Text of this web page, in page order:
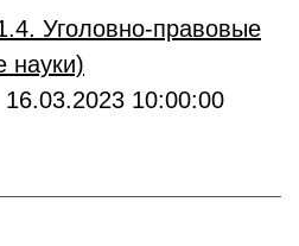
Уголовно-правовые
науки)
10:00:00